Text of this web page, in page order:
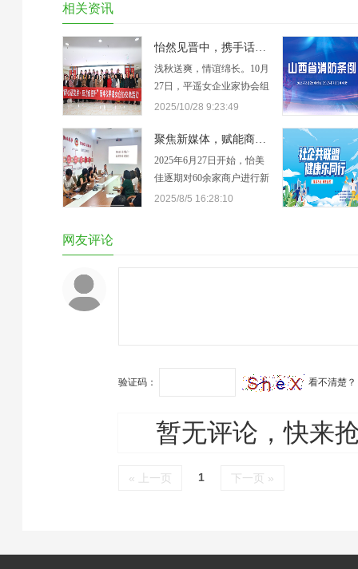
相关资讯
怡然见晋中，携手话发展：平遥女企业家协会走进晋中怡美佳
浅秋送爽，情谊绵长。10月
27日，平遥女企业家协会组
织20余位跨领域代表，赴晋
参观交流活动。怡美佳总经
理李毅敏热情接待并全程陪
同，双方在轻松友好的氛围
2025/10/28 9:23:49
聚焦新媒体，赋能商户成长 | 怡美佳开展新媒体运营培训
2025年6月27日开始，怡美
佳逐期对60余家商户进行新
媒体运营培训，致力于培养
2025/8/5 16:28:10
网友评论
验证码： 看不清楚？
暂无评论，快来
« 上一页 1 下一页 »